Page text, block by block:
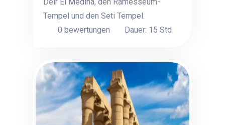
Tempel und den Seti Tempel.
0 bewertungen
Dauer: 15 Std